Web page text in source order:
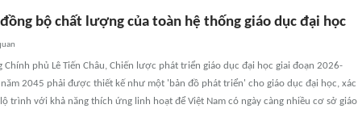
đồng bộ chất lượng của toàn hệ thống giáo dục đại học
Chính phủ Lê Tiến Châu, Chiến lược phát triển giáo dục đại học giai đoạn 2026-
2045 phải được thiết kế như một 'bản đồ phát triển' cho giáo dục đại học, xác
trình với khả năng thích ứng linh hoạt để Việt Nam có ngày càng nhiều cơ sở giáo